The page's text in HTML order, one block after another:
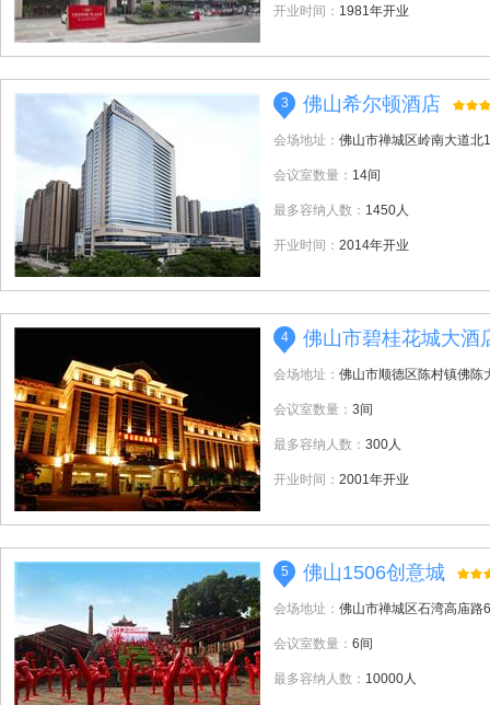
开业时间： 1981年开业
3 佛山希尔顿酒店
会场地址： 佛山市禅城区岭南大道北
会议室数量： 14间
最多容纳人数： 1450人
开业时间： 2014年开业
4 佛山市碧桂花城大酒
会场地址： 佛山市顺德区陈村镇佛陈
会议室数量： 3间
最多容纳人数： 300人
开业时间： 2001年开业
5 佛山1506创意城
会场地址： 佛山市禅城区石湾高庙路
会议室数量： 6间
最多容纳人数： 10000人